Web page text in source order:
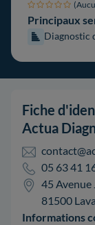
Principaux
Diagnostic
Fiche
Actua
05 63 41
45 Avenue
81500
Informations